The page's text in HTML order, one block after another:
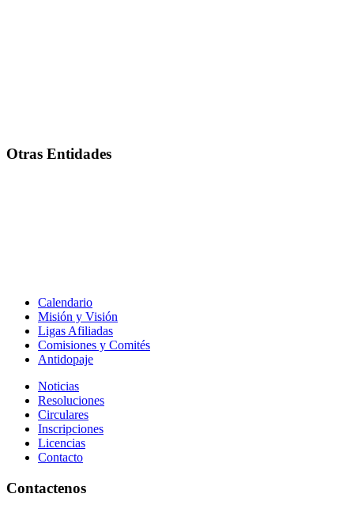
Otras Entidades
Calendario
Misión y Visión
Ligas Afiliadas
Comisiones y Comités
Antidopaje
Noticias
Resoluciones
Circulares
Inscripciones
Licencias
Contacto
Contactenos